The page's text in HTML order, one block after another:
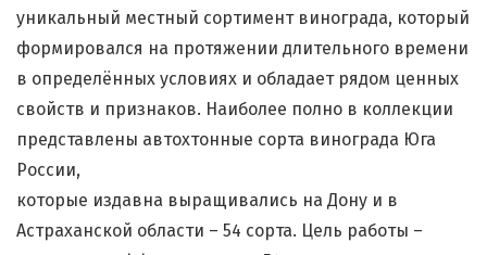
уникальный местный сортимент винограда, который
формировался на протяжении длительного времени
в определённых условиях и обладает рядом ценных
свойств и признаков. Наиболее полно в коллекции
представлены автохтонные сорта винограда Юга
России,
которые издавна выращивались на Дону и в
Астраханской области – 54 сорта. Цель работы –